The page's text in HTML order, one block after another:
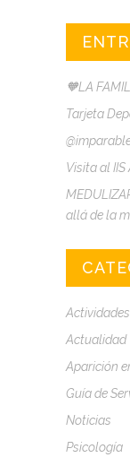
🧡LA
Tarjeta
Visita al IIS
allá de la
Actividades
Actualidad
Aparición
Guía de
Noticias
Psicología